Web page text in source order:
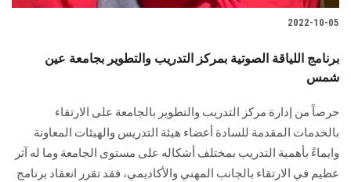
2022-10-05
برنامج اللياقة الصوتية بمركز التدريب والتطوير بجامعة عين
شمس
حرصاً من إدارة مركز التدريب والتطوير بالجامعة على الارتقاء
بالخدمات المقدمة للسادة أعضاء هيئة التدريس والهيئات المعاونة
وايماءً بأهمية التدريب بمختلف أشكاله على مستوى الجامعة وما له آثر
عظيم في الارتقاء بالجانب المهني والأكاديمي، فقد تقرر انعقاد برنامج